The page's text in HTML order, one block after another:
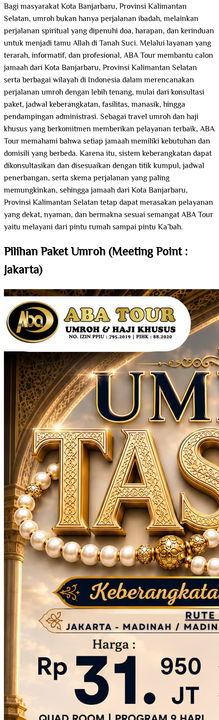
Bagi masyarakat Kota Banjarbaru, Provinsi Kalimantan
Selatan, umroh bukan hanya perjalanan ibadah, melainkan
perjalanan spiritual yang dipenuhi doa, harapan, dan kerinduan
untuk menjadi tamu Allah di Tanah Suci. Melalui layanan yang
terarah, informatif, dan profesional, ABA Tour membantu calon
jamaah dari Kota Banjarbaru, Provinsi Kalimantan Selatan
serta berbagai wilayah di Indonesia dalam merencanakan
perjalanan umroh dengan lebih tenang, mulai dari konsultasi
paket, jadwal keberangkatan, fasilitas, manasik, hingga
pendampingan administrasi. Sebagai travel umroh dan haji
khusus yang berkomitmen memberikan pelayanan terbaik, ABA
Tour memahami bahwa setiap jamaah memiliki kebutuhan dan
domisili yang berbeda. Karena itu, sistem keberangkatan dapat
dikonsultasikan dan disesuaikan dengan titik kumpul, jadwal
penerbangan, serta skema perjalanan yang paling
memungkinkan, sehingga jamaah dari Kota Banjarbaru,
Provinsi Kalimantan Selatan tetap dapat merasakan pelayanan
yang dekat, nyaman, dan bermakna sesuai semangat ABA Tour
yaitu melayani dari pintu rumah sampai pintu Ka’bah.
Pilihan Paket Umroh (Meeting Point :
Jakarta)